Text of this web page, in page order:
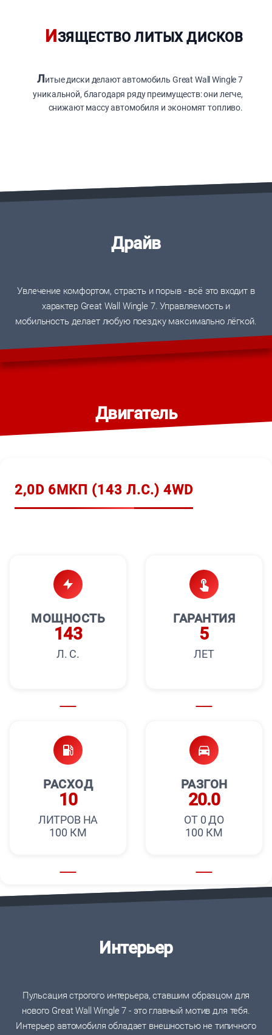
ИЗЯЩЕСТВО ЛИТЫХ ДИСКОВ
Литые диски делают автомобиль Great Wall Wingle 7
уникальной, благодаря ряду преимуществ: они легче,
снижают массу автомобиля и экономят топливо.
Драйв
Увлечение комфортом, страсть и порыв - всё это входит в
характер Great Wall Wingle 7. Управляемость и
мобильность делает любую поездку максимально лёгкой.
Двигатель
2,0D 6МКП (143 Л.С.) 4WD
МОЩНОСТЬ
143
Л. С.
ГАРАНТИЯ
5
ЛЕТ
РАСХОД
10
ЛИТРОВ НА
100 КМ
РАЗГОН
20.0
ОТ 0 ДО
100 КМ
Интерьер
Пульсация строгого интерьера, ставшим образцом для
нового Great Wall Wingle 7 - это главный мотив для тебя.
Интерьер автомобиля обладает внешностью не типичного